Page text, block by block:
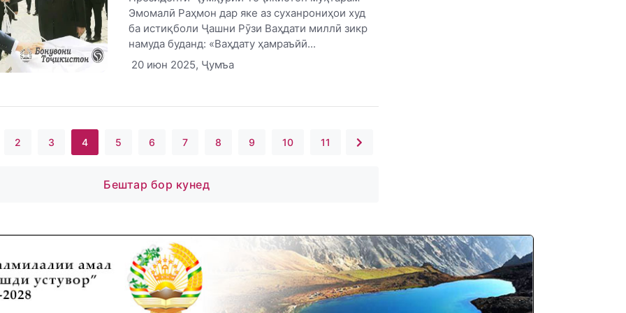
Эмомалӣ Раҳмон дар яке аз суханрониҳои худ
ба истиқболи Ҷашни Рӯзи Ваҳдати миллӣ зикр
намуда буданд: «Ваҳдату ҳамраъйӣ...
20 июн 2025, Ҷумъа
2 3 4 5 6 7 8 9 10 11
Бештар бор кунед